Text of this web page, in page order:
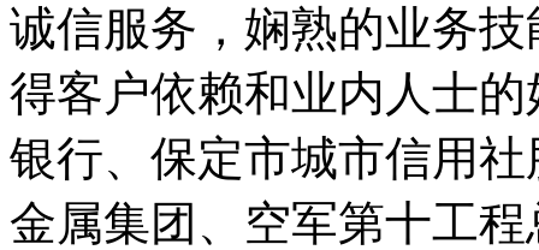
诚信服务，娴熟的业务
得客户依赖和业内人士
银行、保定市城市信用
金属集团、空军第十工